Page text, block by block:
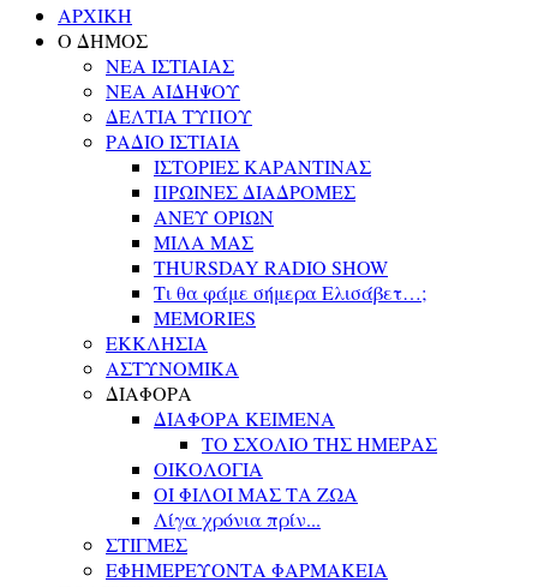
ΑΡΧΙΚΗ
Ο ΔΗΜΟΣ
ΝΕΑ ΙΣΤΙΑΙΑΣ
ΝΕΑ ΑΙΔΗΨΟΥ
ΔΕΛΤΙΑ ΤΥΠΟΥ
ΡΑΔΙΟ ΙΣΤΙΑΙΑ
ΙΣΤΟΡΙΕΣ ΚΑΡΑΝΤΙΝΑΣ
ΠΡΩΙΝΕΣ ΔΙΑΔΡΟΜΕΣ
ΑΝΕΥ ΟΡΙΩΝ
ΜΙΛΑ ΜΑΣ
THURSDAY RADIO SHOW
Τι θα φάμε σήμερα Ελισάβετ…;
MEMORIES
ΕΚΚΛΗΣΙΑ
ΑΣΤΥΝΟΜΙΚΑ
ΔΙΑΦΟΡΑ
ΔΙΑΦΟΡΑ ΚΕΙΜΕΝΑ
ΤΟ ΣΧΟΛΙΟ ΤΗΣ ΗΜΕΡΑΣ
ΟΙΚΟΛΟΓΙΑ
ΟΙ ΦΙΛΟΙ ΜΑΣ ΤΑ ΖΩΑ
Λίγα χρόνια πρίν...
ΣΤΙΓΜΕΣ
ΕΦΗΜΕΡΕΥΟΝΤΑ ΦΑΡΜΑΚΕΙΑ